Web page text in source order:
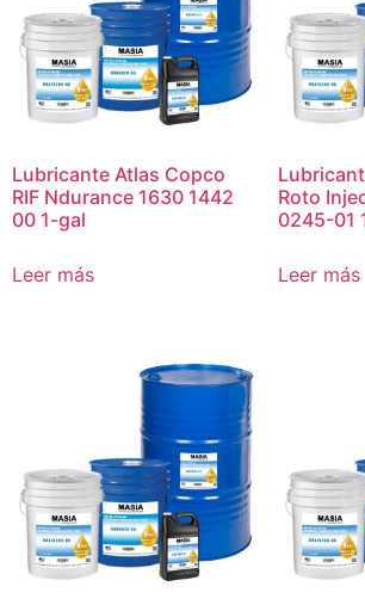
Lubricante Atlas Copco
RIF Ndurance 1630 1442
00 1-gal
Leer más
Roto
0245-01
Leer más